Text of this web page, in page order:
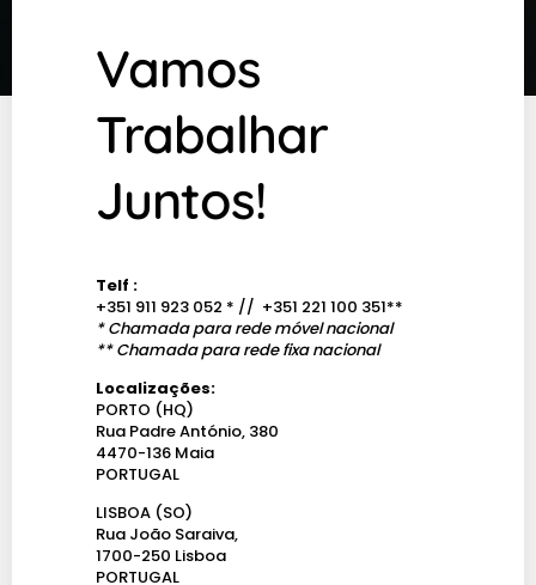
Vamos
Trabalhar
Juntos!
Telf :
+351 911 923 052 * // +351 221 100 351**
* Chamada para rede móvel nacional
** Chamada para rede fixa nacional
Localizações:
PORTO (HQ)
Rua Padre António, 380
4470-136 Maia
PORTUGAL
LISBOA (SO)
Rua João Saraiva,
1700-250 Lisboa
PORTUGAL